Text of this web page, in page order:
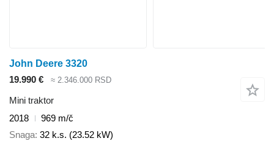
John Deere 3320
19.990 €
≈ 2.346.000 RSD
Mini traktor
2018
969 m/č
Snaga 32 k.s. (23.52 kW)